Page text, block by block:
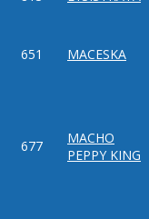
651 MACESKA
677
MACHO
PEPPY KING